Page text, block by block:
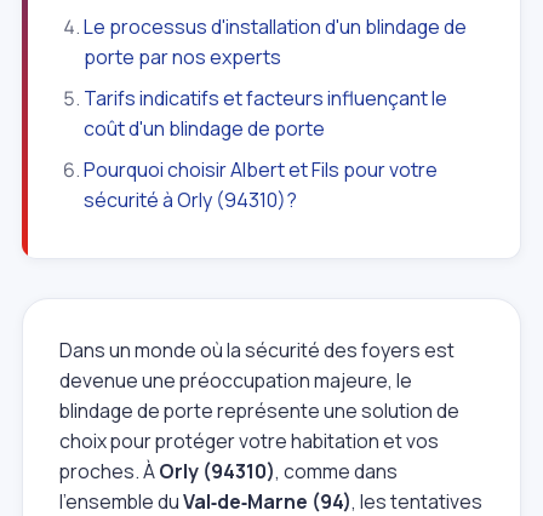
Le processus d'installation d'un blindage de
porte par nos experts
Tarifs indicatifs et facteurs influençant le
coût d'un blindage de porte
Pourquoi choisir Albert et Fils pour votre
sécurité à Orly (94310)?
Dans un monde où la sécurité des foyers est
devenue une préoccupation majeure, le
blindage de porte représente une solution de
choix pour protéger votre habitation et vos
proches. ÀOrly (94310), comme dans
l'ensemble duVal‑de‑Marne (94), les tentatives